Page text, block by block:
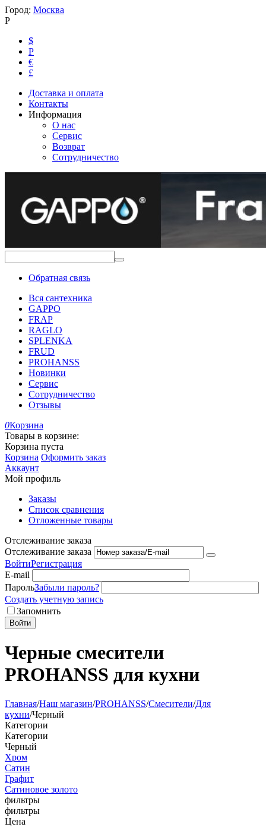
Город: Москва
Р
$
Р
€
£
Доставка и оплата
Контакты
Информация
О нас
Сервис
Возврат
Сотрудничество
Обратная связь
Вся сантехника
GAPPO
FRAP
RAGLO
SPLENKA
FRUD
PROHANSS
Новинки
Сервис
Сотрудничество
Отзывы
0Корзина
Товары в корзине:
Корзина пуста
Корзина Оформить заказ
Аккаунт
Мой профиль
Заказы
Список сравнения
Отложенные товары
Отслеживание заказа
Отслеживание заказа
ВойтиРегистрация
E-mail
ПарольЗабыли пароль?
Создать учетную запись
Запомнить
Войти
Черные смесители
PROHANSS для кухни
Главная/Наш магазин/PROHANSS/Смесители/Для
кухни/Черный
Категории
Категории
Черный
Хром
Сатин
Графит
Сатиновое золото
фильтры
фильтры
Цена